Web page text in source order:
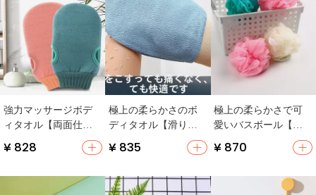
強力マッサージボデ
ィタオル【両面仕
様・家庭用・男女兼
用】
¥ 828
極上の柔らかさのボ
ディタオル【滑り止
め付き・男女兼用・
家庭用】
¥ 835
極上の柔らかさで可
愛いバスボール【大
好・女性用】
¥ 870